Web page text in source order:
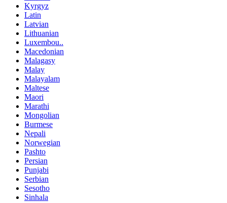
Kyrgyz
Latin
Latvian
Lithuanian
Luxembou..
Macedonian
Malagasy
Malay
Malayalam
Maltese
Maori
Marathi
Mongolian
Burmese
Nepali
Norwegian
Pashto
Persian
Punjabi
Serbian
Sesotho
Sinhala